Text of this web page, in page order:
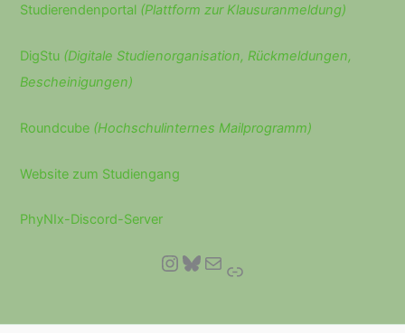
Studierendenportal (Plattform zur Klausuranmeldung)
DigStu (Digitale Studienorganisation, Rückmeldungen,
Bescheinigungen)
Roundcube (Hochschulinternes Mailprogramm)
Website zum Studiengang
PhyNIx-Discord-Server
Instagram Bluesky E-Mail Link